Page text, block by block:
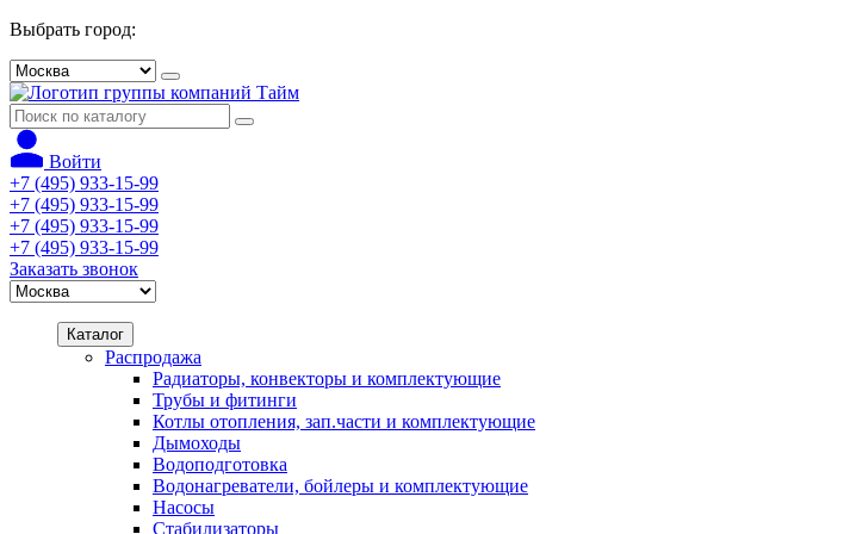
Выбрать город:
Войти
+7 (495) 933-15-99
+7 (495) 933-15-99
+7 (495) 933-15-99
+7 (495) 933-15-99
Заказать звонок
Каталог
Распродажа
Радиаторы, конвекторы и комплектующие
Трубы и фитинги
Котлы отопления, зап.части и комплектующие
Дымоходы
Водоподготовка
Водонагреватели, бойлеры и комплектующие
Насосы
Стабилизаторы